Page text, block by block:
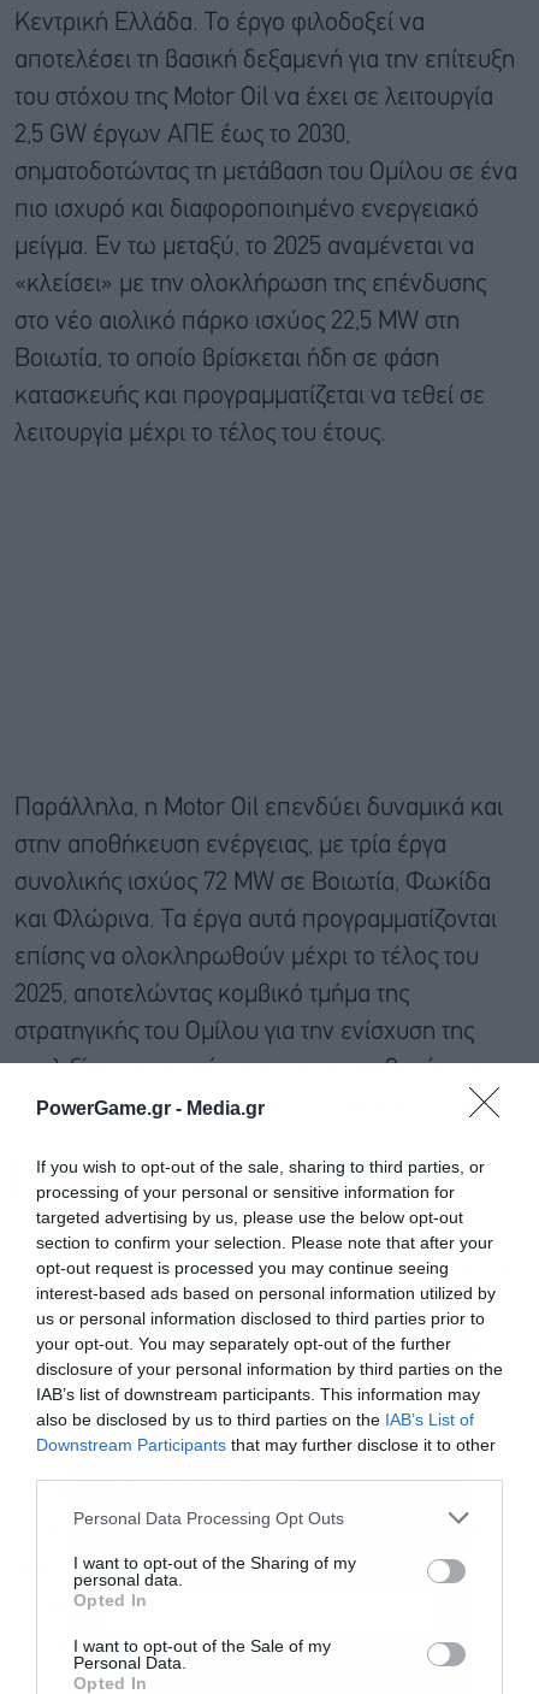
PowerGame.gr - Media.gr
If you wish to opt-out of the sale, sharing to third parties, or
processing of your personal or sensitive information for
targeted advertising by us, please use the below opt-out
section to confirm your selection. Please note that after your
opt-out request is processed you may continue seeing
interest-based ads based on personal information utilized by
us or personal information disclosed to third parties prior to
your opt-out. You may separately opt-out of the further
disclosure of your personal information by third parties on the
IAB’s list of downstream participants. This information may
also be disclosed by us to third parties on the IAB’s List of
Downstream Participants that may further disclose it to other
Personal Data Processing Opt Outs
I want to opt-out of the Sharing of my
personal data.
Opted In
I want to opt-out of the Sale of my
Personal Data.
Opted In
Κεντρική Ελλάδα. Το έργο φιλοδοξεί να
αποτελέσει τη βασική δεξαμενή για την επίτευξη
του στόχου της Motor Oil να έχει σε λειτουργία
2,5 GW έργων ΑΠΕ έως το 2030,
σηματοδοτώντας τη μετάβαση του Ομίλου σε ένα
πιο ισχυρό και διαφοροποιημένο ενεργειακό
μείγμα. Εν τω μεταξύ, το 2025 αναμένεται να
«κλείσει» με την ολοκλήρωση της επένδυσης
στο νέο αιολικό πάρκο ισχύος 22,5 MW στη
Βοιωτία, το οποίο βρίσκεται ήδη σε φάση
κατασκευής και προγραμματίζεται να τεθεί σε
λειτουργία μέχρι το τέλος του έτους.
Παράλληλα, η Motor Oil επενδύει δυναμικά και
στην αποθήκευση ενέργειας, με τρία έργα
συνολικής ισχύος 72 MW σε Βοιωτία, Φωκίδα
και Φλώρινα. Τα έργα αυτά προγραμματίζονται
επίσης να ολοκληρωθούν μέχρι το τέλος του
2025, αποτελώντας κομβικό τμήμα της
στρατηγικής του Ομίλου για την ενίσχυση της
ευελιξίας του συστήματος και τη σταθερότερη
ενσωμάτωση των ΑΠΕ στο ενεργειακό μίγμα.
Το στρατηγικό deal
Στρατηγικής σημασίας χαρακτήρισε ο Πέτρος
Τζαννετάκης το πρόσφατα ανακοινωθέν deal με
τη ΓΕΚ ΤΕΡΝΑ, το οποίο προβλέπει τη σύσταση
μιας νέας εταιρικής δομής, που θα συγκεντρώσει
υπό την ομπρέλα της τις εταιρείες ΗΡΩΝ και
NRG, καθώς και τη νέα μονάδα
ηλεκτροπαραγωγής στην Κομοτηνή. Όπως
αναμένεται τυπικά έως το τέλος του 2025 ή, το
αργότερο, στις αρχές του 2026, με την τελική
έγκριση να εξαρτάται από τη διαδικασία της
Επιτροπής Ανταγωνισμού. Αμέσως μετά θα
ακολουθήσει ο πλήρης μετασχηματισμός της
Εγγραφή στο
newsletter
Αποδέχομαι τους